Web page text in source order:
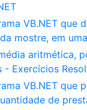
VB.NET que
mostre, em
aritmética,
- Exercícios
VB.NET que
de